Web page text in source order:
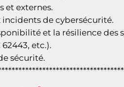
et externes.
de cybersécurité.
et la résilience des
etc.).
sécurité.